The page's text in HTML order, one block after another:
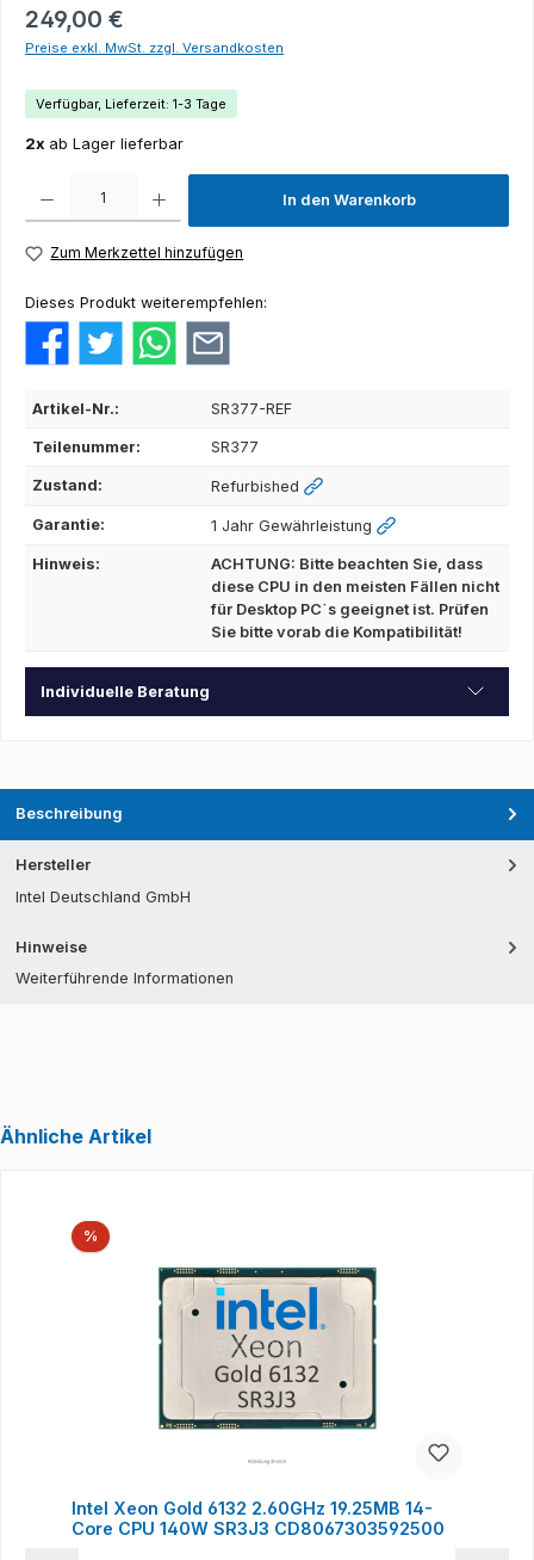
249,00 €
Preise exkl. MwSt. zzgl. Versandkosten
Verfügbar, Lieferzeit: 1-3 Tage
2x ab Lager lieferbar
In den Warenkorb
Zum Merkzettel hinzufügen
Dieses Produkt weiterempfehlen:
Artikel-Nr.: SR377-REF
Teilenummer: SR377
Zustand: Refurbished
Garantie: 1 Jahr Gewährleistung
Hinweis:
ACHTUNG: Bitte beachten Sie, dass
diese CPU in den meisten Fällen nicht
für Desktop PC`s geeignet ist. Prüfen
Sie bitte vorab die Kompatibilität!
Individuelle Beratung
Beschreibung
Hersteller
Intel Deutschland GmbH
Hinweise
Weiterführende Informationen
Ähnliche Artikel
%Rabatt
Intel Xeon Gold 6132 2.60GHz 19.25MB 14-
Core CPU 140W SR3J3 CD8067303592500